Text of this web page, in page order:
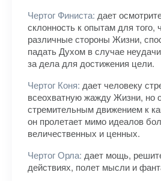
Чертог Финиста: дает
склонность к опытам для того,
различные стороны Жизни,
падать Духом в случае
за дела для достижения цели.
Чертог Коня: дает человеку
всеохватную жажду Жизни, но
стремительным движением к
он пролетает мимо идеалов
величественных и ценных.
Чертог Орла: дает мощь,
действиях, полет мысли и